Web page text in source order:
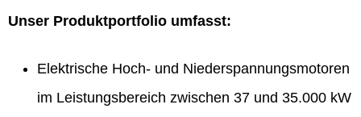
Unser Produktportfolio umfasst:
Elektrische Hoch- und Niederspannungsmotoren
im Leistungsbereich zwischen 37 und 35.000 kW